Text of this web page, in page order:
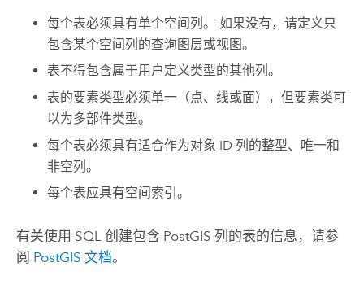
每个表必须具有单个空间列。 如果没有，请定义只
包含某个空间列的查询图层或视图。
表不得包含属于用户定义类型的其他列。
表的要素类型必须单一（点、线或面），但要素类可
以为多部件类型。
每个表必须具有适合作为对象 ID 列的整型、唯一和
非空列。
每个表应具有空间索引。
有关使用 SQL 创建包含 PostGIS 列的表的信息，请参
阅 PostGIS 文档。